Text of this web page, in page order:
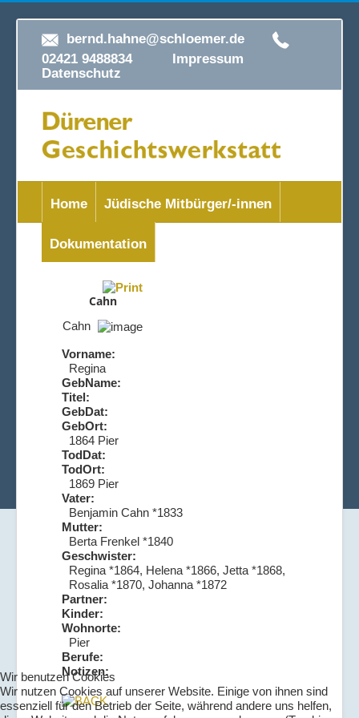
bernd.hahne@schloemer.de
02421 9488834 Impressum
Datenschutz
Home Jüdische Mitbürger/-innen
Dokumentation
Cahn
Cahn
Vorname:
Regina
GebName:
Titel:
GebDat:
GebOrt:
1864 Pier
TodDat:
TodOrt:
1869 Pier
Vater:
Benjamin Cahn *1833
Mutter:
Berta Frenkel *1840
Geschwister:
Regina *1864, Helena *1866, Jetta *1868,
Rosalia *1870, Johanna *1872
Partner:
Kinder:
Wohnorte:
Pier
Berufe:
Notizen:
Wir benutzen Cookies
Wir nutzen Cookies auf unserer Website. Einige von ihnen sind
essenziell für den Betrieb der Seite, während andere uns helfen,